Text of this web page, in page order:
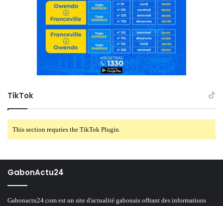
TikTok
This section requries the TikTok Plugin.
GabonActu24
Gabonactu24.com est un site d'actualité gabonais offrant des informations